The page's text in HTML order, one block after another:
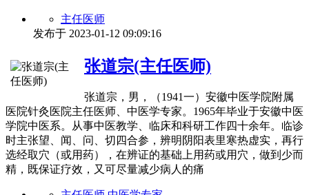
主任医师
发布于 2023-01-12 09:09:16
张道宗(主任医师)
张道宗，男，（1941一）安徽中医学院附属
医院针灸医院主任医师、中医学专家。1965年毕业于安徽中医
学院中医系。从事中医教学、临床和科研工作四十余年。临诊
时主张望、闻、问、切四合参，辨明阴阳表里寒热虚实，再行
选经取穴（或用药），在辨证的基础上用药或用穴，做到少而
精，既保证疗效，又可尽量减少病人的痛